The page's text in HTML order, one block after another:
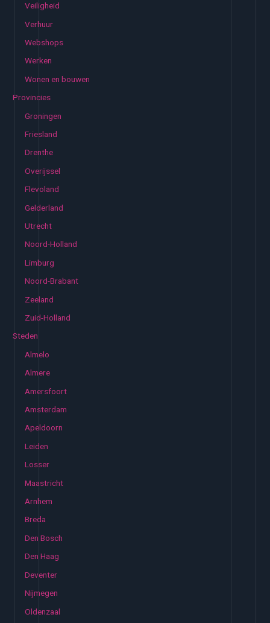
Veiligheid
Verhuur
Webshops
Werken
Wonen en bouwen
Provincies
Groningen
Friesland
Drenthe
Overijssel
Flevoland
Gelderland
Utrecht
Noord-Holland
Limburg
Noord-Brabant
Zeeland
Zuid-Holland
Steden
Almelo
Almere
Amersfoort
Amsterdam
Apeldoorn
Leiden
Losser
Maastricht
Arnhem
Breda
Den Bosch
Den Haag
Deventer
Nijmegen
Oldenzaal